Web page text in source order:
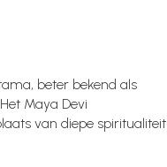
beter bekend als
Maya Devi
van diepe spiritualiteit